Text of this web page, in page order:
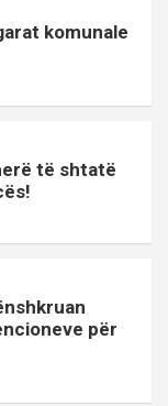
komunale
të shtatë
për